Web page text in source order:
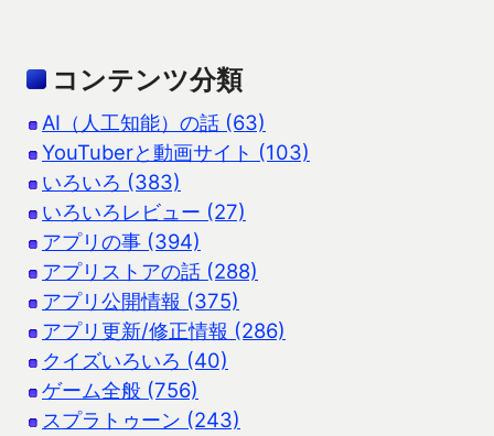
コンテンツ分類
AI（人工知能）の話 (63)
YouTuberと動画サイト (103)
いろいろ (383)
いろいろレビュー (27)
アプリの事 (394)
アプリストアの話 (288)
アプリ公開情報 (375)
アプリ更新/修正情報 (286)
クイズいろいろ (40)
ゲーム全般 (756)
スプラトゥーン (243)